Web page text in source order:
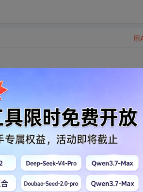
查询、修改等功能。.java文件的
举报
用